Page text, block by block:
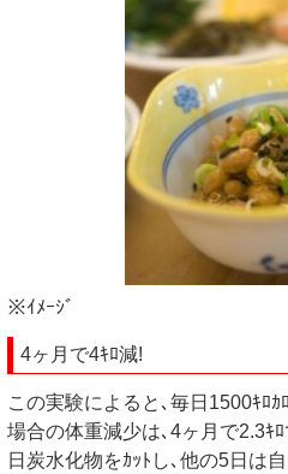
※ｲﾒｰｼﾞ
4ヶ月で4ｷﾛ減!
この実験によると､毎日1500ｷﾛｶ
場合の体重減少は､4ヶ月で2.3ｷ
日炭水化物をｶｯﾄし､他の5日は